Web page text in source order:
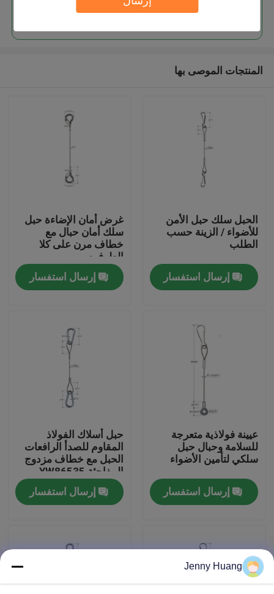
الصفحة الرئيسية
منتجات
معلومات عنا
مراقبة الجودة
كابل، القابضون
قابل للتعديل كابل القابضون
المنتجات الموصى بها
الحبل سلك حبل الأمن
للأضواء / الزينة حسب
الطلب
إرسال استفسار
غرض أمان الإضاءة حبل
سلك أمان حبال مع
خطاف مرن على كلا
الطرفين
إرسال استفسار
عيينة فولاذية متعرجة
للسلامة وحبال حبل
سلكي لتأمين الأضواء
إرسال استفسار
حبل أسلاك الفولاذ
المقاوم للصدأ الرافعات
الحبل مع خطاف مزدوج
المفاجئة YW86535
إرسال استفسار
Jenny Huang